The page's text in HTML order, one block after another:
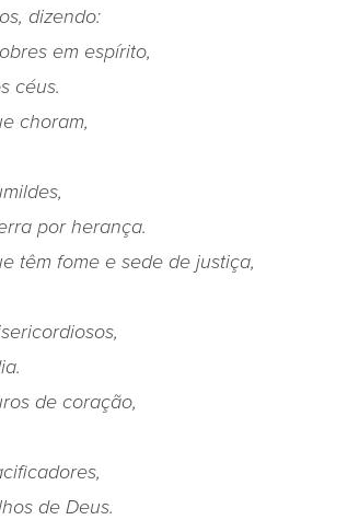
dizendo:
em espírito,
céus.
choram,
por herança.
têm fome e sede de justiça,
de coração,
de Deus.